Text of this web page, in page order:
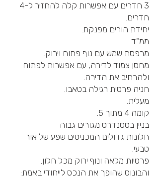
3 חדרים עם אפשרות קלה להחזיר ל-4
חדרים.
יחידת הורים מפנקת.
ממ"ד.
מרפסת שמש עם נוף פתוח וירוק.
מחסן צמוד לדירה, עם אפשרות לפתוח
ולהרחיב את הדירה.
חניה פרטית רגילה בטאבו.
מעלית.
קומה 4 מתוך 5.
בניין בסטנדרט מגורים גבוה
חלונות גדולים המכניסים שפע של אור
טבעי.
פרטיות מלאה ונוף ירוק מכל חלון.
והבונוס שהופך את הנכס לייחודי באמת: